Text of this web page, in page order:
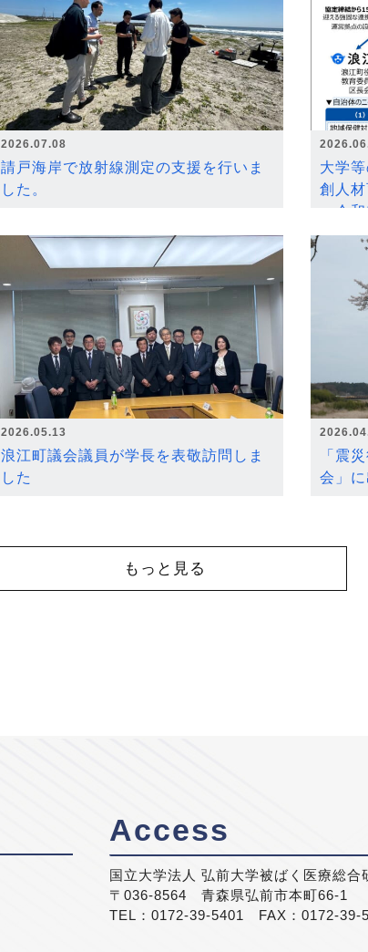
2026.07.08
請戸海岸で放射線測定の支援を行いま
した。
大学
創人
～令
2026.05.13
浪江町議会議員が学長を表敬訪問しま
した
「震
会」
もっと見る
Access
国立大学法人 弘前大学被ばく医療総合
〒036-8564 青森県弘前市本町66-1
TEL：0172-39-5401 FAX：0172-39-